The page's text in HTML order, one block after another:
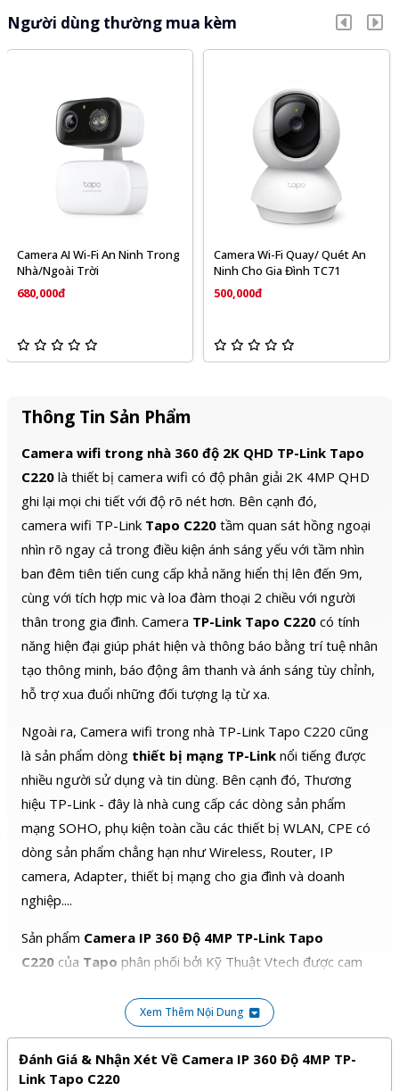
Người dùng thường mua kèm
Camera AI Wi-Fi An Ninh Trong
Nhà/Ngoài Trời
680,000đ
Camera Wi-Fi Quay/ Quét An
Ninh Cho Gia Đình TC71
500,000đ
Thông Tin Sản Phẩm
Camera wifi trong nhà 360 độ 2K QHD TP-Link Tapo
C220 là thiết bị camera wifi có độ phân giải 2K 4MP QHD
ghi lại mọi chi tiết với độ rõ nét hơn. Bên cạnh đó,
camera wifi TP-Link Tapo C220 tầm quan sát hồng ngoại
nhìn rõ ngay cả trong điều kiện ánh sáng yếu với tầm nhìn
ban đêm tiên tiến cung cấp khả năng hiển thị lên đến 9m,
cùng với tích hợp mic và loa đàm thoại 2 chiều với người
thân trong gia đình. Camera TP-Link Tapo C220 có tính
năng hiện đại giúp phát hiện và thông báo bằng trí tuệ nhân
tạo thông minh, báo động âm thanh và ánh sáng tùy chỉnh,
hỗ trợ xua đuổi những đối tượng lạ từ xa.
Ngoài ra, Camera wifi trong nhà TP-Link Tapo C220 cũng
là sản phẩm dòng thiết bị mạng TP-Link nổi tiếng được
nhiều người sử dụng và tin dùng. Bên cạnh đó, Thương
hiệu TP-Link - đây là nhà cung cấp các dòng sản phẩm
mạng SOHO, phụ kiện toàn cầu các thiết bị WLAN, CPE có
dòng sản phẩm chẳng hạn như Wireless, Router, IP
camera, Adapter, thiết bị mạng cho gia đình và doanh
nghiệp....
Sản phẩm Camera IP 360 Độ 4MP TP-Link Tapo
C220 của Tapo phân phối bởi Kỹ Thuật Vtech được cam
nhiều chương trình ưu đãi hấp dẫn khác.
sản phẩm, dịch vụ tại Kỹ Thuật Vtech.
Xem Thêm Nội Dung
Đánh Giá & Nhận Xét Về Camera IP 360 Độ 4MP TP-
Link Tapo C220